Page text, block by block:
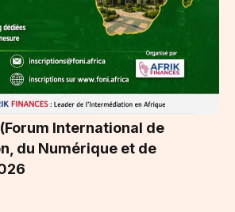
International de
du Numérique et de